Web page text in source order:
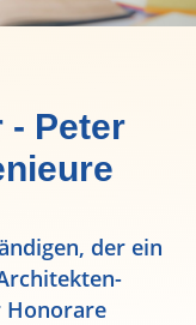
- Peter
der ein
Honorare